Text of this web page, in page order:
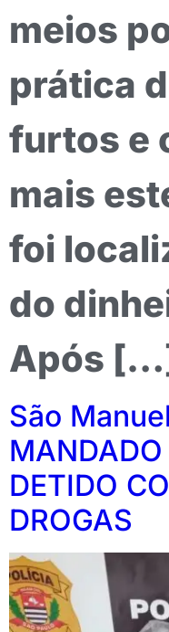
meios
prática
furtos e
mais
foi
do
Após
São
MANDADO
DETIDO
DROGAS